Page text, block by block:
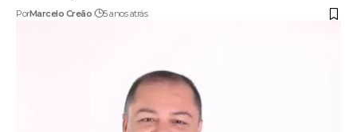
PorMarcelo Creão 5 anos atrás